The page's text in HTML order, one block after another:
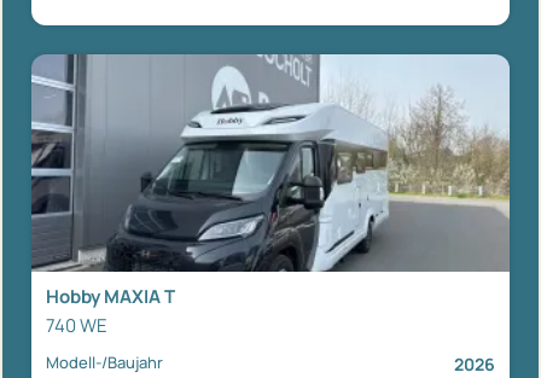
Hobby MAXIA T
740 WE
Modell-/Baujahr 2026